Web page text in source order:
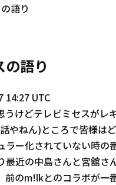
語り
の語り
14:27 UTC
うけどテレビミセスがレ
やねん)ところで皆様は
ラー化されていない時の
最近の中島さんと宮舘さ
前のm!lkとのコラボが一